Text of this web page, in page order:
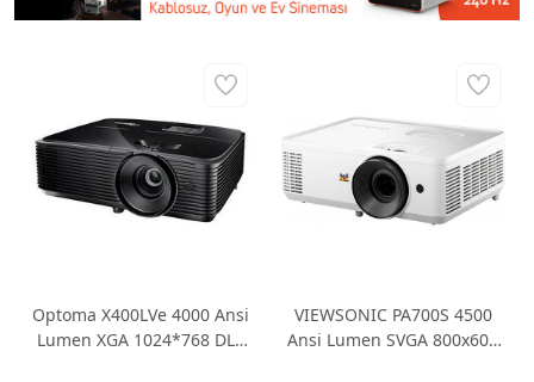
Optoma X400LVe 4000 Ansi
Lumen XGA 1024*768 DLP
VIEWSONIC PA700S 4500
Ansi Lumen SVGA 800x600